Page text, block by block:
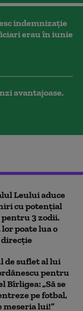
indemnizaţie
erau în iunie
avantajoase.
Leului aduce
cu potențial
3 zodii.
poate lua o
de suflet al lui
pentru
Bîrligea: „Să se
pe fotbal,
meseria lui!”